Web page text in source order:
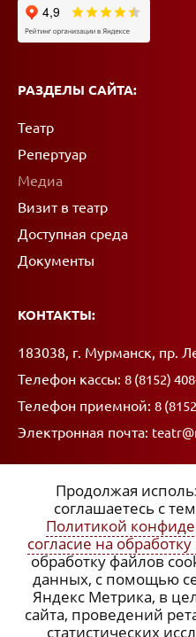
РАЗДЕЛЫ САЙТА:
Театр
Репертуар
Медиа
Визит в театр
Доступная среда
Документы
КОНТАКТЫ:
Адрес:
183038, г. Мурманск, пр.
Телефон кассы: 8 (8152)
Телефон приемной: 8
Электронная почта:
ССЫЛКИ:
Политика
Согласие на обработку
Продолжая
соглашаетесь с
Политикой
согласие на
обработку файлов
данных, с помощью
Яндекс Метрика, в
сайта, проведений
статистических